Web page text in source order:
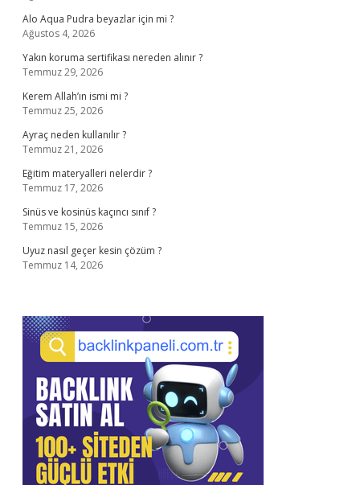
Alo Aqua Pudra beyazlar için mi ?
Ağustos 4, 2026
Yakın koruma sertifikası nereden alınır ?
Temmuz 29, 2026
Kerem Allah’ın ismi mi ?
Temmuz 25, 2026
Ayraç neden kullanılır ?
Temmuz 21, 2026
Eğitim materyalleri nelerdir ?
Temmuz 17, 2026
Sinüs ve kosinüs kaçıncı sınıf ?
Temmuz 15, 2026
Uyuz nasıl geçer kesin çözüm ?
Temmuz 14, 2026